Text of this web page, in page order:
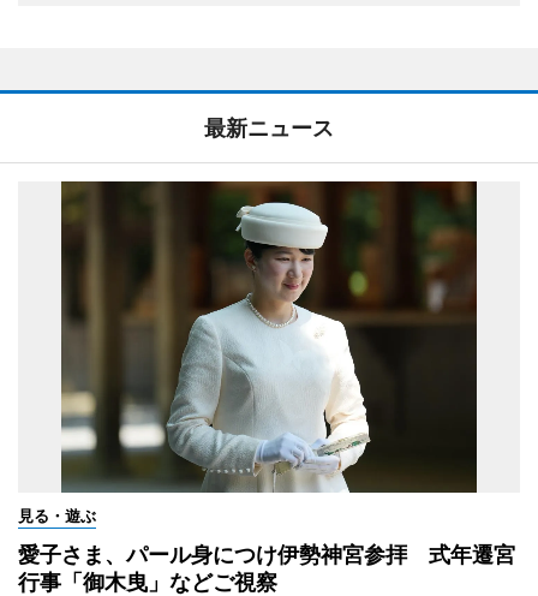
最新ニュース
見る・遊ぶ
愛子さま、パール身につけ伊勢神宮参拝 式年遷宮
行事「御木曳」などご視察